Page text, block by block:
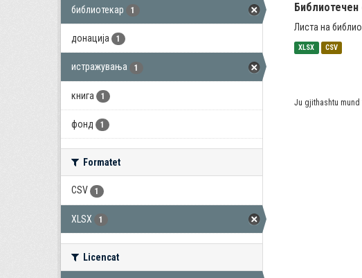
библиотекар 1
донација 1
истражувања 1
книга 1
фонд 1
Formatet
CSV 1
XLSX 1
Licencat
Листа на
XLSX CSV
Ju gjithashtu mund